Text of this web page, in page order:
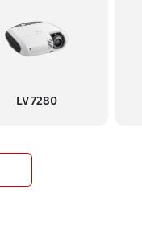
LV 7280